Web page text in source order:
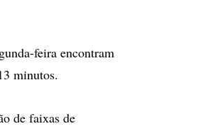
feira encontram
minutos.
de faixas de